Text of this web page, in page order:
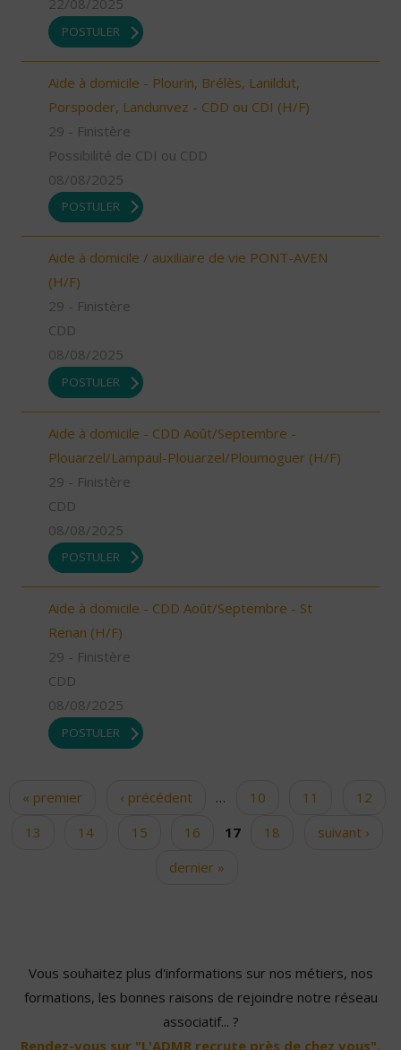
22/08/2025
POSTULER
Aide à domicile - Plourin, Brélès, Lanildut,
Porspoder, Landunvez - CDD ou CDI (H/F)
29 - Finistère
Possibilité de CDI ou CDD
08/08/2025
POSTULER
Aide à domicile / auxiliaire de vie PONT-AVEN
(H/F)
29 - Finistère
CDD
08/08/2025
POSTULER
Aide à domicile - CDD Août/Septembre -
Plouarzel/Lampaul-Plouarzel/Ploumoguer (H/F)
29 - Finistère
CDD
08/08/2025
POSTULER
Aide à domicile - CDD Août/Septembre - St
Renan (H/F)
29 - Finistère
CDD
08/08/2025
POSTULER
Pages
« premier ‹ précédent … 10 11
12
13
14 15 16 17 18
suivant ›
dernier »
Vous souhaitez plus d'informations sur nos métiers, nos
formations, les bonnes raisons de rejoindre notre réseau
associatif... ?
Rendez-vous sur "L'ADMR recrute près de chez vous".